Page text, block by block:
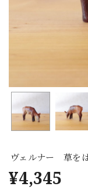
ヴェルナー 草を
¥4,345